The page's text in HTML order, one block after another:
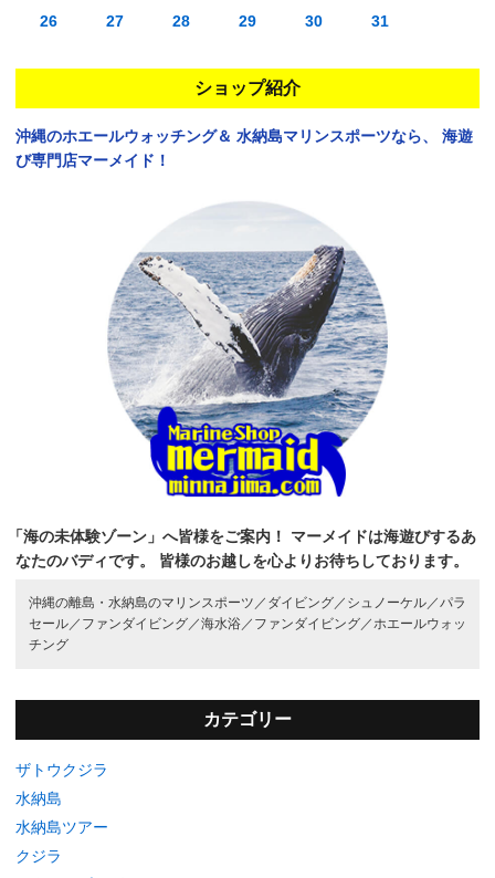
26 27 28 29 30 31
ショップ紹介
沖縄のホエールウォッチング＆ 水納島マリンスポーツなら、
海遊
び専門店マーメイド！
「海の未体験ゾーン」へ皆様をご案内！
マーメイドは海遊びするあ
なたのバディです。
皆様のお越しを心よりお待ちしております。
沖縄の離島・水納島のマリンスポーツ／ ダイビング／ シュノーケル／ パラ
セール／ ファンダイビング／海水浴／ ファンダイビング／ ホエールウォッ
チング
カテゴリー
ザトウクジラ
水納島
水納島ツアー
クジラ